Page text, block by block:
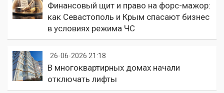
Финансовый щит и право на форс-мажор:
как Севастополь и Крым спасают бизнес
в условиях режима ЧС
26-06-2026 21:18
В многоквартирных домах начали
отключать лифты